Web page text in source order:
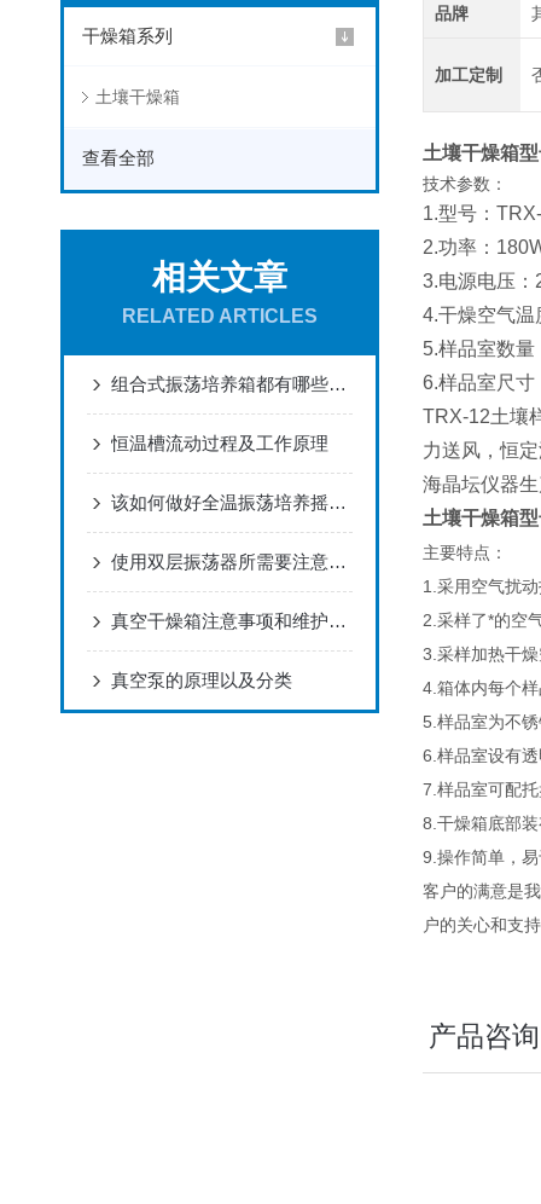
干燥箱系列
土壤干燥箱
查看全部
相关文章
RELATED ARTICLES
组合式振荡培养箱都有哪些性能呢？
恒温槽流动过程及工作原理
该如何做好全温振荡培养摇床的维护工作？
使用双层振荡器所需要注意的事项有哪些？
真空干燥箱注意事项和维护保养
真空泵的原理以及分类
品牌
加工定制
土壤干燥箱
技术参数：
1.型号：
2.功率：
3.电源电压
4.干燥空气
5.样品室数量
6.样品室尺
TRX-12土壤
力送风，恒
海晶坛仪器
土壤干燥箱
主要特点：
1.采用空气扰
2.采样了*的空
3.采样加热干
4.箱体内每个
5.样品室为不
6.样品室设有
7.样品室可配
8.干燥箱底部
9.操作简单，
客户的满意是
户的关心和支
产品咨询